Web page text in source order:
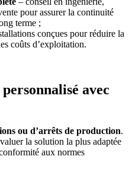
pour assurer la continuité
terme ;
conçues pour réduire la
coûts d’exploitation.
avec
ou d’arrêts de production.
la solution la plus adaptée
aux normes